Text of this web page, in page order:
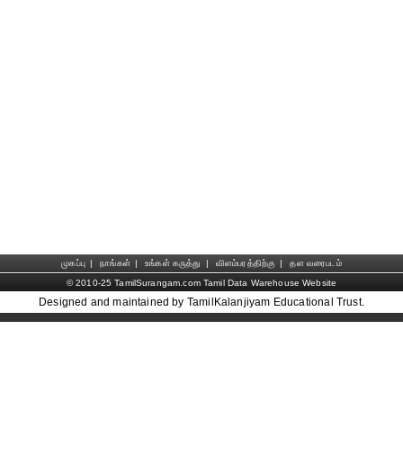
முகப்பு | நாங்கள் | உங்கள் கருத்து | விளம்பரத்திற்கு |
தள வரைபடம்
© 2010-25 TamilSurangam.com Tamil Data Warehouse Website
Designed and maintained by TamilKalanjiyam Educational Trust.